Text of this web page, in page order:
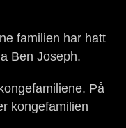
familien har hatt
Ben Joseph.
På
kongefamilien